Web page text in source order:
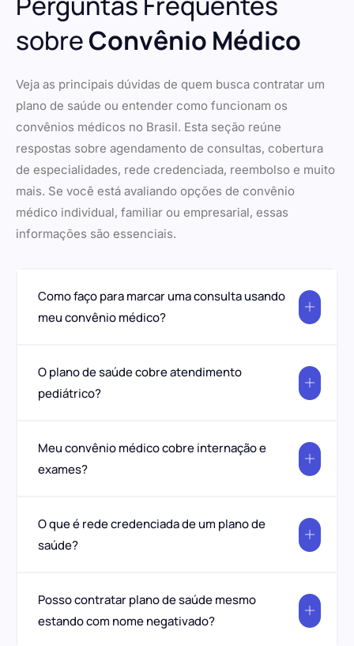
sobreConvênio Médico
Veja as principais dúvidas de quem busca contratar um
plano de saúde ou entender como funcionam os
convênios médicos no Brasil. Esta seção reúne
respostas sobre agendamento de consultas, cobertura
de especialidades, rede credenciada, reembolso e muito
mais. Se você está avaliando opções de convênio
médico individual, familiar ou empresarial, essas
informações são essenciais.
Como faço para marcar uma consulta usando
meu convênio médico?
O plano de saúde cobre atendimento
pediátrico?
Meu convênio médico cobre internação e
exames?
O que é rede credenciada de um plano de
saúde?
Posso contratar plano de saúde mesmo
estando com nome negativado?